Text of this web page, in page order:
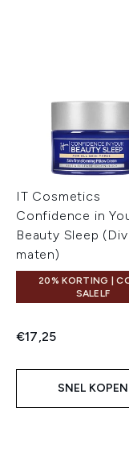
IT Cosmetics
Confidence in
Beauty Sleep
maten)
20% KORTING |
SALELF
€17,25
SNEL KOPEN